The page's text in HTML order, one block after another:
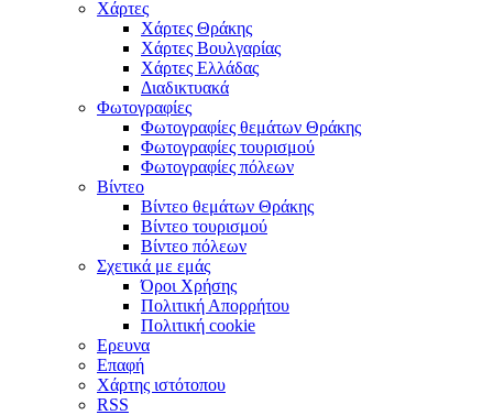
Χάρτες
Χάρτες Θράκης
Χάρτες Βουλγαρίας
Χάρτες Ελλάδας
Διαδικτυακά
Φωτογραφίες
Φωτογραφίες θεμάτων Θράκης
Φωτογραφίες τουρισμού
Φωτογραφίες πόλεων
Βίντεο
Βίντεο θεμάτων Θράκης
Βίντεο τουρισμού
Βίντεο πόλεων
Σχετικά με εμάς
Όροι Χρήσης
Πολιτική Απορρήτου
Πολιτική cookie
Ερευνα
Επαφή
Χάρτης ιστότοπου
RSS